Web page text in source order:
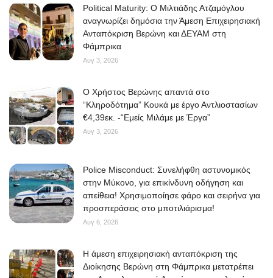
Γλώσσα
Ελληνικά English
Political Maturity: Ο Μιλτιάδης Ατζαμόγλου
αναγνωρίζει δημόσια την Άμεση Επιχειρησιακή
Ανταπόκριση Βερώνη και ΔΕΥΑΜ στη
Φάμπρικα
Αυγ 3, 2026
O Χρήστος Βερώνης απαντά στο
“Κληροδότημα” Κουκά με έργο Αντλιοστασίων
€4,39εκ. -“Εμείς Μιλάμε με Έργα”
Αυγ 3, 2026
Police Misconduct: Συνελήφθη αστυνομικός
στην Μύκονο, για επικίνδυνη οδήγηση και
απείθεια! Χρησιμοποίησε φάρο και σειρήνα για
προσπεράσεις στο μποτιλιάρισμα!
Αυγ 6, 2026
Η άμεση επιχειρησιακή ανταπόκριση της
Διοίκησης Βερώνη στη Φάμπρικα μετατρέπει